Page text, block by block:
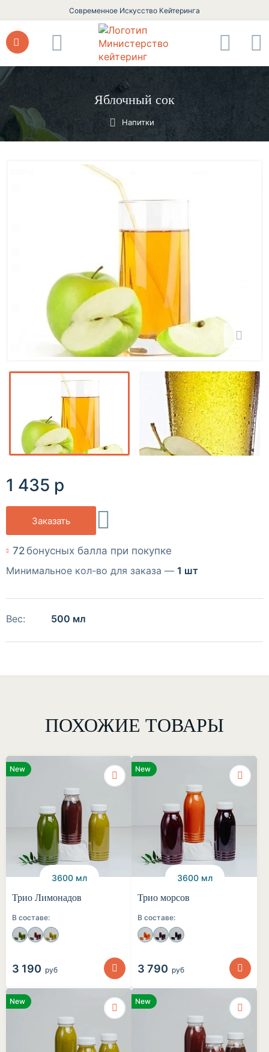
Современное Искусство Кейтеринга
Яблочный сок
Напитки
72бонусных балла при покупке
Минимальное кол-во для заказа — 1 шт
Вес: 500 мл
1 435 р
Заказать
ПОХОЖИЕ ТОВАРЫ
New
3600 мл
Трио Лимонадов
В составе:
3 190 руб
New
3600 мл
Трио морсов
В составе:
3 790 руб
New New